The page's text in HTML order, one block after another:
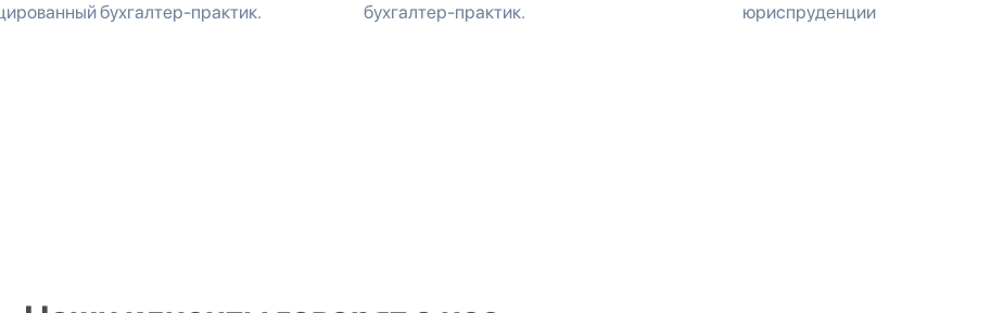
бухгалтер-практик.
бухгалтер-практик.
юриспруденции